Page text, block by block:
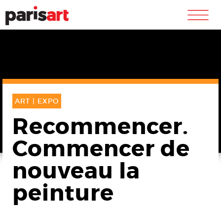
m
ART | EXPO
Recommencer.
Commencer de
nouveau la
peinture